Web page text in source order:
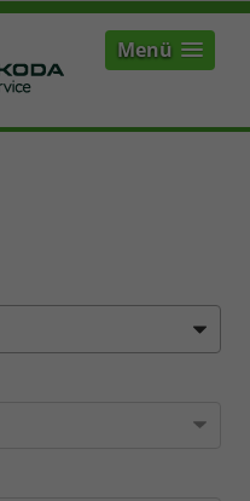
Menü